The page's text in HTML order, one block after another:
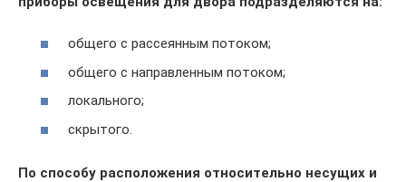
общего с рассеянным потоком;
общего с направленным потоком;
локального;
скрытого.
По способу расположения относительно несущих и